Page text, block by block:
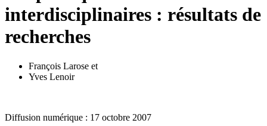
interdisciplinaires : résultats de
recherches
François Larose et
Yves Lenoir
Diffusion numérique : 17 octobre 2007